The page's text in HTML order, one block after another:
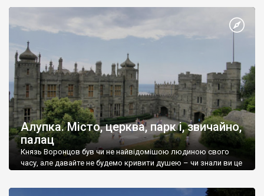
Алупка. Місто, церква, парк і, звичайно,
палац
Князь Воронцов був чи не найвідомішою людиною свого
часу, але давайте не будемо кривити душею – чи знали ви це